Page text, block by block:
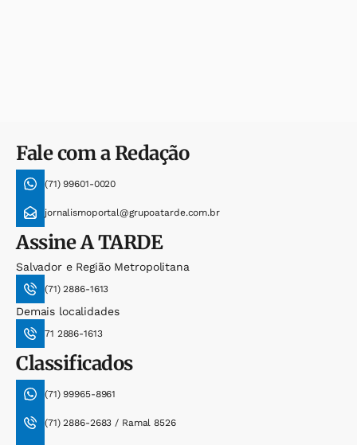
Fale com a Redação
(71) 99601-0020
jornalismoportal@grupoatarde.com.br
AssineA TARDE
Salvador e Região Metropolitana
(71) 2886-1613
Demais localidades
71 2886-1613
Classificados
(71) 99965-8961
(71) 2886-2683 / Ramal 8526